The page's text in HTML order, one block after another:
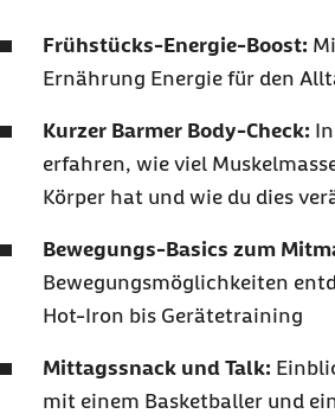
Frühstücks-Energie-Boost:
Ernährung Energie für den
Kurzer Barmer Body-Check:
erfahren, wie viel
Körper hat und wie du dies
Bewegungs-Basics zum
Bewegungsmöglichkeiten
Hot-Iron bis Gerätetraining
Mittagssnack und Talk:
mit einem Basketballer und